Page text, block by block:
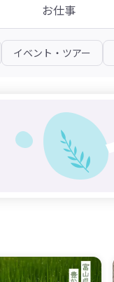
お仕事
イベント・ツアー